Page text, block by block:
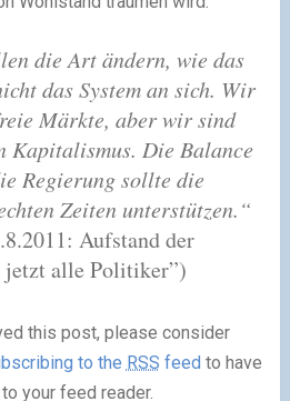
die Art ändern, wie das
das System an sich. Wir
Märkte, aber wir sind
Kapitalismus. Die Balance
Regierung sollte die
Zeiten unterstützen.“
Aufstand der
jetzt alle Politiker”)
this post, please consider
to the RSS feed to have
your feed reader.